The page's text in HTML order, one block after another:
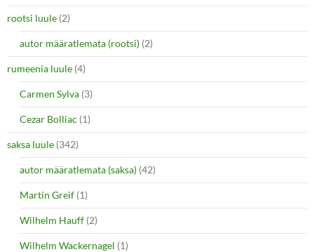
rootsi luule (2)
autor määratlemata (rootsi) (2)
rumeenia luule (4)
Carmen Sylva (3)
Cezar Bolliac (1)
saksa luule (342)
autor määratlemata (saksa) (42)
Martin Greif (1)
Wilhelm Hauff (2)
Wilhelm Wackernagel (1)